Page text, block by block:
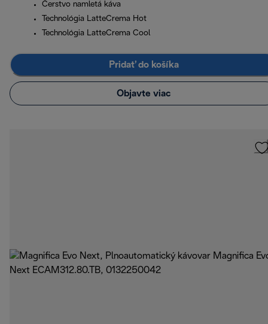
Čerstvo namletá káva
Technológia LatteCrema Hot
Technológia LatteCrema Cool
Pridať do košíka
Objavte viac